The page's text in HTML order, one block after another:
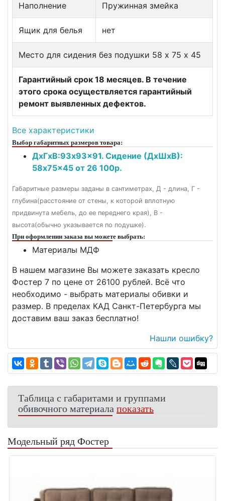
Наполнение Пружинная змейка
Ящик для белья нет
Место для сидения без подушки 58 х 75 х 45
Гарантийный срок 18 месяцев. В течение
этого срока осуществляется гарантийный
ремонт выявленных дефектов.
Все характеристики
Выбор габаритных размеров товара:
ДxГxВ:93x93x91. Сидение (ДxШxВ):
58x75x45 от 26 100р.
Габаритные размеры заданы в сантиметрах, Д - длина, Г -
глубина(расстояние от стены, к которой вплотную
придвинута мебель, до ее переднего края), В -
высота(обычно указывается по подушке).
При оформлении заказа вы можете выбрать:
Материалы МДФ
В нашем магазине Вы можете заказать кресло
Фостер 7 по цене от 26100 рублей. Всё что
необходимо - выбрать материалы обивки и
размер. В пределах КАД Санкт-Петербурга мы
доставим ваш заказ бесплатно!
Нашли ошибку?
Таблица с габаритами и группами
обивочного материалапоказать
Модельный ряд Фостер